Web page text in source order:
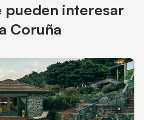
interesar
Coruña